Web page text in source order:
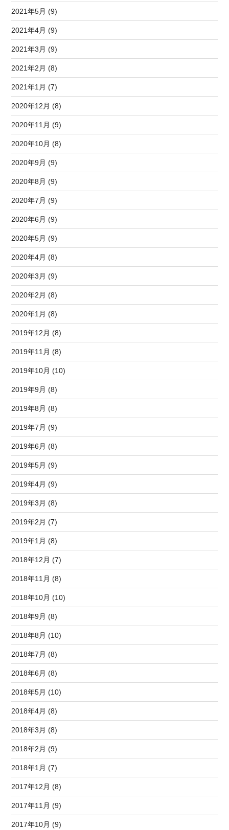
2021年5月 (9)
2021年4月 (9)
2021年3月 (9)
2021年2月 (8)
2021年1月 (7)
2020年12月 (8)
2020年11月 (9)
2020年10月 (8)
2020年9月 (9)
2020年8月 (9)
2020年7月 (9)
2020年6月 (9)
2020年5月 (9)
2020年4月 (8)
2020年3月 (9)
2020年2月 (8)
2020年1月 (8)
2019年12月 (8)
2019年11月 (8)
2019年10月 (10)
2019年9月 (8)
2019年8月 (8)
2019年7月 (9)
2019年6月 (8)
2019年5月 (9)
2019年4月 (9)
2019年3月 (8)
2019年2月 (7)
2019年1月 (8)
2018年12月 (7)
2018年11月 (8)
2018年10月 (10)
2018年9月 (8)
2018年8月 (10)
2018年7月 (8)
2018年6月 (8)
2018年5月 (10)
2018年4月 (8)
2018年3月 (8)
2018年2月 (9)
2018年1月 (7)
2017年12月 (8)
2017年11月 (9)
2017年10月 (9)